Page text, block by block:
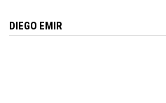
DIEGO EMIR